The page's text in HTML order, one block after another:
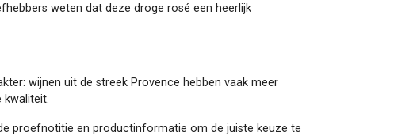
weten dat deze droge rosé een heerlijk
wijnen uit de streek Provence hebben vaak meer
kwaliteit.
proefnotitie en productinformatie om de juiste keuze te